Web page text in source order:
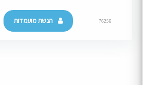
76256 הגשת מועמדות